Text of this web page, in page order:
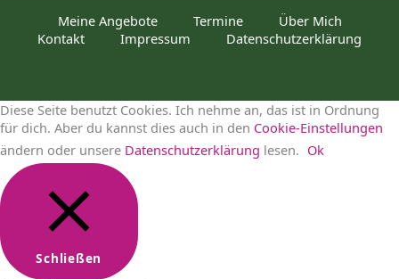
Meine Angebote Termine
Über Mich
Kontakt
Impressum Datenschutzerklärung
Diese Seite benutzt Cookies. Ich nehme an, das ist in Ordnung
für dich. Aber du kannst dies auch in den Cookie-Einstellungen
ändern oder unsere Datenschutzerklärung lesen. Ok
Schließen